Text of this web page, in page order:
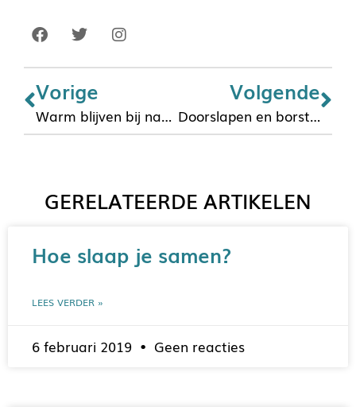
Vorige
Warm blijven bij nachtvoedingen
Volgende
Doorslapen en borstvoeding
GERELATEERDE ARTIKELEN
Hoe slaap je samen?
LEES VERDER »
6 februari 2019 Geen reacties